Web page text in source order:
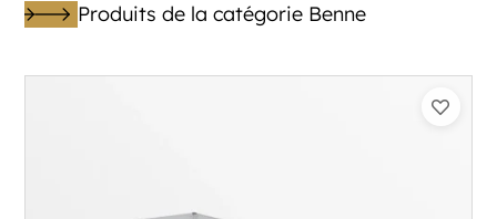
Produits de la catégorie Benne